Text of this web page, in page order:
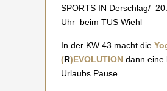
SPORTS IN Derschlag/
Uhr beim TUS Wiehl
In der KW 43 macht die
(R)EVOLUTION dann eine
Urlaubs Pause.